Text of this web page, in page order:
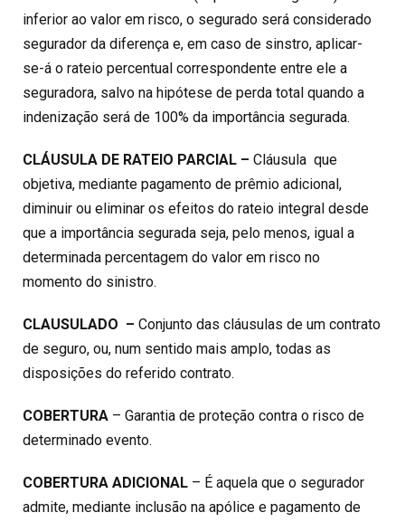
inferior ao valor em risco, o segurado será considerado
segurador da diferença e, em caso de sinstro, aplicar-
se-á o rateio percentual correspondente entre ele a
seguradora, salvo na hipótese de perda total quando a
indenização será de 100% da importância segurada.
CLÁUSULA DE RATEIO PARCIAL – Cláusula que
objetiva, mediante pagamento de prêmio adicional,
diminuir ou eliminar os efeitos do rateio integral desde
que a importância segurada seja, pelo menos, igual a
determinada percentagem do valor em risco no
momento do sinistro.
CLAUSULADO – Conjunto das cláusulas de um contrato
de seguro, ou, num sentido mais amplo, todas as
disposições do referido contrato.
COBERTURA – Garantia de proteção contra o risco de
determinado evento.
COBERTURA ADICIONAL – É aquela que o segurador
admite, mediante inclusão na apólice e pagamento de